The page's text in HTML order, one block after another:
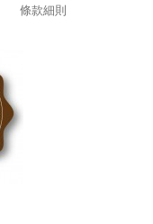
條款細則